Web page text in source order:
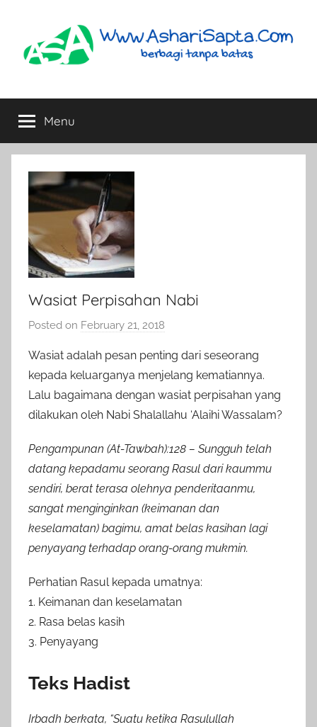
content
AshariSapta.Com
Batas
Menu
Wasiat Perpisahan Nabi
Posted on February 21, 2018
a
d
m
i
Wasiat adalah pesan penting dari seseorang
kepada keluarganya menjelang kematiannya.
Lalu bagaimana dengan wasiat perpisahan yang
dilakukan oleh Nabi Shalallahu ‘Alaihi Wassalam?
Pengampunan (At-Tawbah):128 – Sungguh telah
datang kepadamu seorang Rasul dari kaummu
sendiri, berat terasa olehnya penderitaanmu,
sangat menginginkan (keimanan dan
keselamatan) bagimu, amat belas kasihan lagi
penyayang terhadap orang-orang mukmin.
Perhatian Rasul kepada umatnya:
1. Keimanan dan keselamatan
2. Rasa belas kasih
3. Penyayang
Teks Hadist
Irbadh berkata, “Suatu ketika Rasulullah